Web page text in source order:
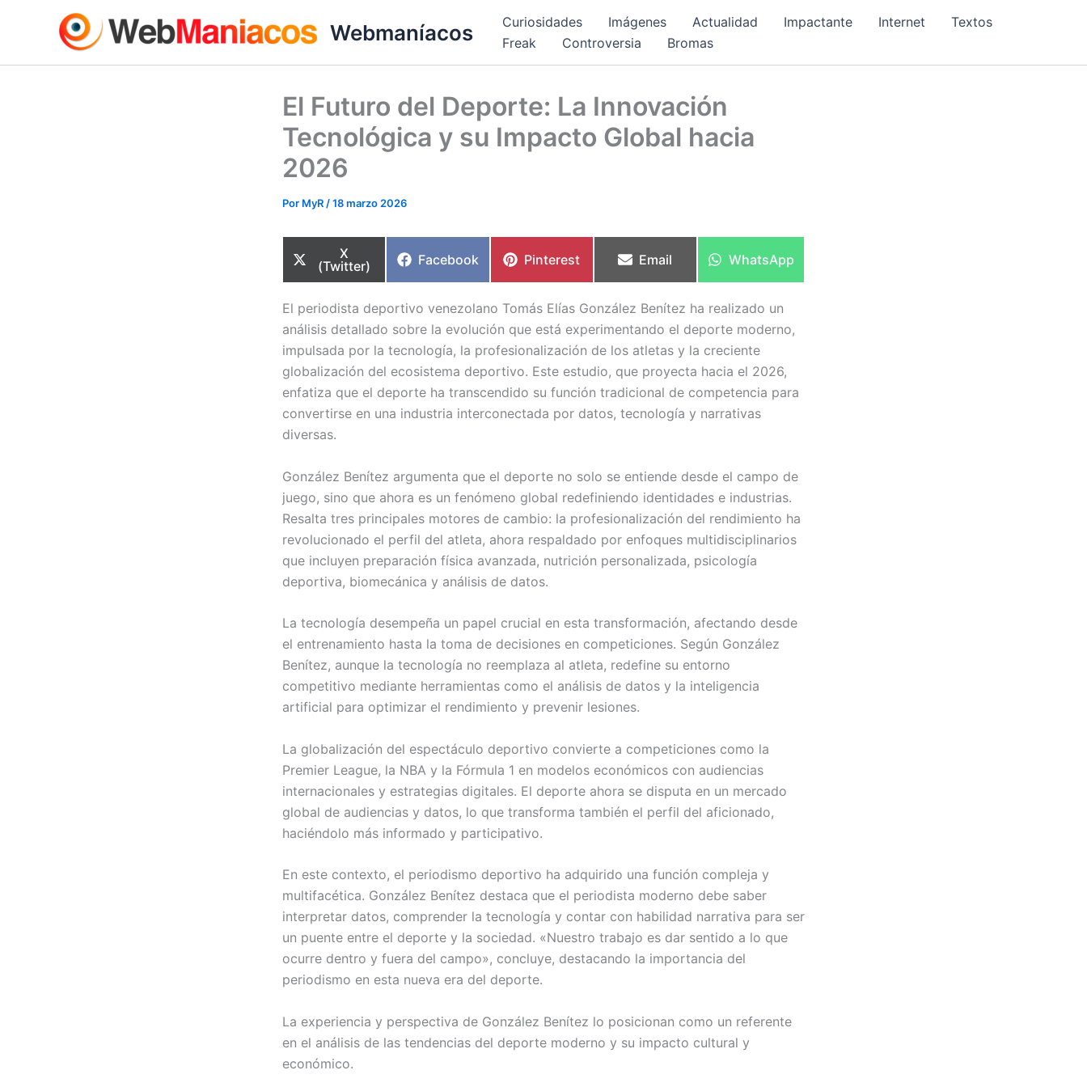
Webmaníacos Curiosidades Imágenes Actualidad Impactante Internet
Textos
Freak
Controversia Bromas
El Futuro del Deporte: La Innovación
Tecnológica y su Impacto Global hacia
2026
Por MyR /18 marzo 2026
Compartir
en
X
(Twitter)
Compartir
Facebook
Compartir
Pinterest
Compartir
Email
Compartir
WhatsApp
El periodista deportivo venezolano Tomás Elías González Benítez ha realizado un
análisis detallado sobre la evolución que está experimentando el deporte moderno,
impulsada por la tecnología, la profesionalización de los atletas y la creciente
globalización del ecosistema deportivo. Este estudio, que proyecta hacia el 2026,
enfatiza que el deporte ha transcendido su función tradicional de competencia para
convertirse en una industria interconectada por datos, tecnología y narrativas
diversas.
González Benítez argumenta que el deporte no solo se entiende desde el campo de
juego, sino que ahora es un fenómeno global redefiniendo identidades e industrias.
Resalta tres principales motores de cambio: la profesionalización del rendimiento ha
revolucionado el perfil del atleta, ahora respaldado por enfoques multidisciplinarios
que incluyen preparación física avanzada, nutrición personalizada, psicología
deportiva, biomecánica y análisis de datos.
La tecnología desempeña un papel crucial en esta transformación, afectando desde
el entrenamiento hasta la toma de decisiones en competiciones. Según González
Benítez, aunque la tecnología no reemplaza al atleta, redefine su entorno
competitivo mediante herramientas como el análisis de datos y la inteligencia
artificial para optimizar el rendimiento y prevenir lesiones.
La globalización del espectáculo deportivo convierte a competiciones como la
Premier League, la NBA y la Fórmula 1 en modelos económicos con audiencias
internacionales y estrategias digitales. El deporte ahora se disputa en un mercado
global de audiencias y datos, lo que transforma también el perfil del aficionado,
haciéndolo más informado y participativo.
En este contexto, el periodismo deportivo ha adquirido una función compleja y
multifacética. González Benítez destaca que el periodista moderno debe saber
interpretar datos, comprender la tecnología y contar con habilidad narrativa para ser
un puente entre el deporte y la sociedad. «Nuestro trabajo es dar sentido a lo que
ocurre dentro y fuera del campo», concluye, destacando la importancia del
periodismo en esta nueva era del deporte.
La experiencia y perspectiva de González Benítez lo posicionan como un referente
en el análisis de las tendencias del deporte moderno y su impacto cultural y
económico.